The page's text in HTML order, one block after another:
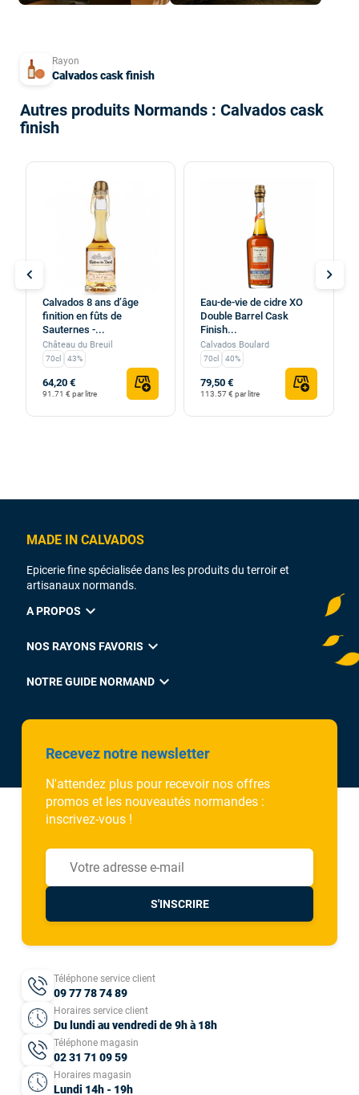
Rayon
Calvados cask finish
Autres produits Normands : Calvados cask
finish
Calvados 8 ans d’âge
finition en fûts de
Sauternes -...
Château du Breuil
70cl 43%
64,20 €
91.71 € par litre
Eau-de-vie de cidre XO
Double Barrel Cask
Finish...
Calvados Boulard
70cl 40%
79,50 €
113.57 € par litre
chevron_left chevron_right
MADE IN CALVADOS
Epicerie fine spécialisée dans les produits du terroir et
artisanaux normands.
A PROPOS expand_more
NOS RAYONS FAVORIS expand_more
NOTRE GUIDE NORMAND expand_more
Recevez notre newsletter
N'attendez plus pour recevoir nos offres
promos et les nouveautés normandes :
inscrivez-vous !
S'INSCRIRE
Téléphone service client
09 77 78 74 89
Horaires service client
Du lundi au vendredi de 9h à 18h
Téléphone magasin
02 31 71 09 59
Horaires magasin
Lundi 14h - 19h